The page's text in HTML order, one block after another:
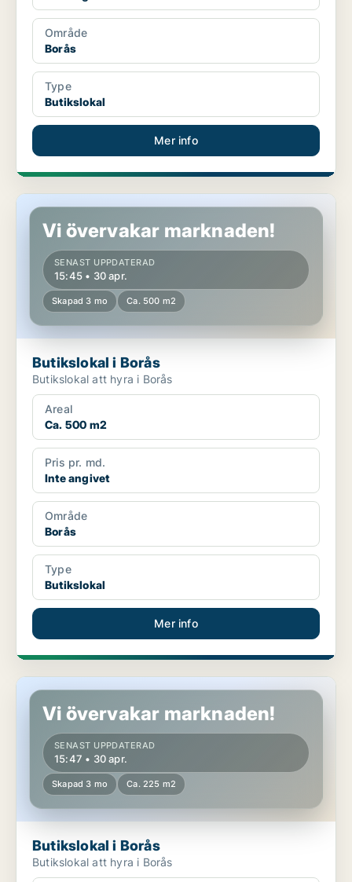
Område
Borås
Type
Butikslokal
Mer info
Butikslokal i Borås
Vi övervakar marknaden!
SENAST UPPDATERAD
15:45 • 30 apr.
Skapad 3 mo Ca. 500 m2
Butikslokal i Borås
Butikslokal att hyra i Borås
Areal
Ca. 500 m2
Pris pr. md.
Inte angivet
Område
Borås
Type
Butikslokal
Mer info
Butikslokal i Borås
Vi övervakar marknaden!
SENAST UPPDATERAD
15:47 • 30 apr.
Skapad 3 mo Ca. 225 m2
Butikslokal i Borås
Butikslokal att hyra i Borås